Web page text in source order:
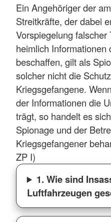
Ein Angehöriger der
Streitkräfte, der dabei
Vorspiegelung
heimlich Informationen
beschaffen, gilt als
solcher nicht die
Kriegsgefangene.
der Informationen die
trägt, so handelt es
Spionage und der
Kriegsgefangener
ZP I)
1. Wie sind
Luftfahrzeugen